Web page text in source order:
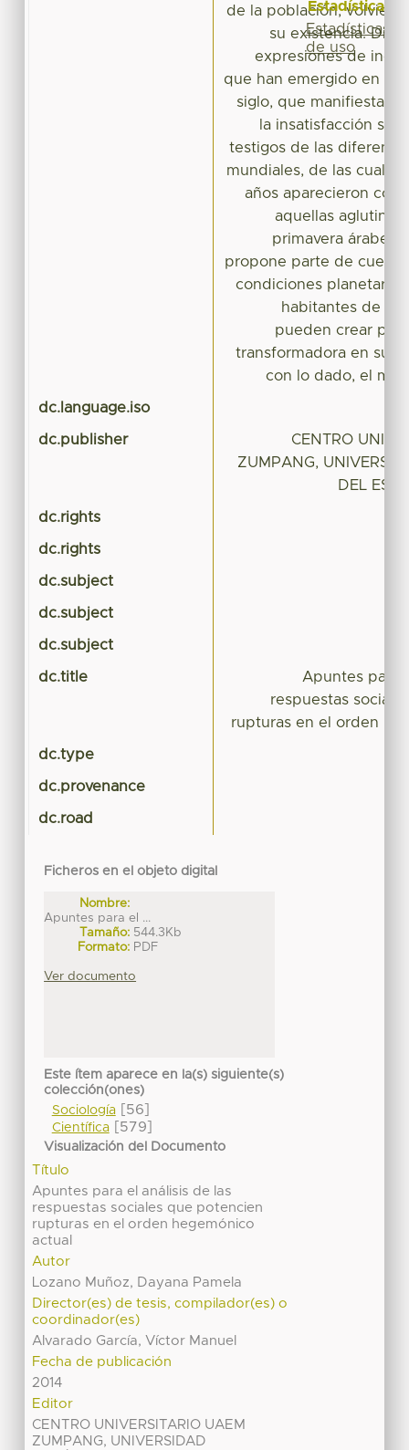
de la población,
su existencia.
expresiones de
que han emergido en el
siglo, que manifiestan
la insatisfacción
testigos de las
mundiales, de las cuales
años aparecieron
aquellas
primavera árabe.
propone parte de
condiciones
habitantes de
pueden crear
transformadora en sus
con lo dado, el
dc.language.iso
dc.publisher
CENTRO
ZUMPANG,
DEL
dc.rights
dc.rights
dc.subject
dc.subject
dc.subject
dc.title
Apuntes para
respuestas
rupturas en el orden
dc.type
dc.provenance
dc.road
Ficheros en el objeto digital
Nombre:
Apuntes para el ...
Tamaño: 544.3Kb
Formato: PDF
Ver documento
Este ítem aparece en la(s) siguiente(s)
colección(ones)
Sociología[56]
Científica[579]
Visualización del Documento
Título
Apuntes para el análisis de las
respuestas sociales que potencien
rupturas en el orden hegemónico
actual
Autor
Lozano Muñoz, Dayana Pamela
Director(es) de tesis, compilador(es) o
coordinador(es)
Alvarado García, Víctor Manuel
Fecha de publicación
2014
Editor
CENTRO UNIVERSITARIO UAEM
ZUMPANG, UNIVERSIDAD
Estadísticas
Estadísticas
de uso